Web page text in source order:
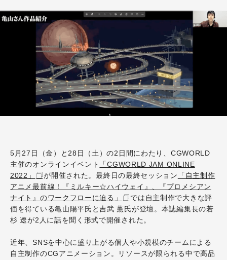
5月27日（金）と28日（土）の2日間にわたり、CGWORLD
主催のオンラインイベント
「CGWORLD JAM ONLINE
2022」
が開催された。最終日の最終セッション
「自主制作
アニメ最前線！『ミルキー☆ハイウェイ』、『プロメシアン
ナイト』のワークフローに迫る」
では自主制作で大きな評
価を得ている亀山陽平氏と吉武 薫氏が登壇。本誌編集長の若
杉 遼が2人に話を聞く形式で開催された。
近年、SNSを中心に盛り上がる個人や小規模のチームによる
自主制作のCGアニメーション。リソースが限られる中で高品